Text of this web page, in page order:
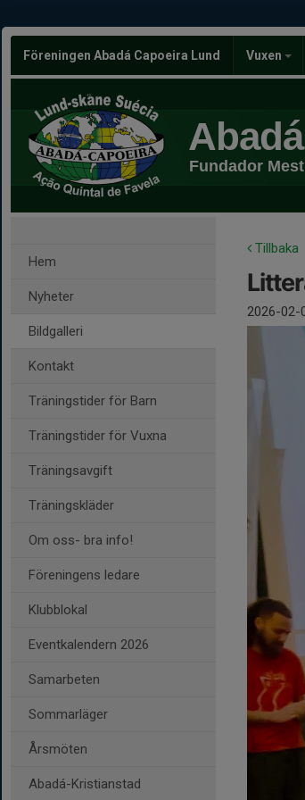
Föreningen Abadá Capoeira Lund Vuxen
Fundador
Hem
Nyheter
Bildgalleri
Kontakt
Träningstider för Barn
Träningstider för Vuxna
Träningsavgift
Träningskläder
Om oss- bra info!
Föreningens ledare
Klubblokal
Eventkalendern 2026
Samarbeten
Sommarläger
Årsmöten
Abadá-Kristianstad
Tillbaka
2026-02-